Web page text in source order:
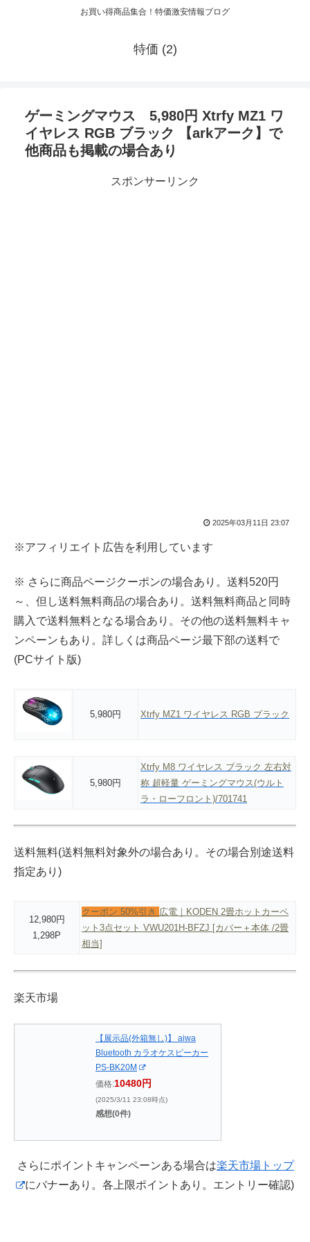
お買い得商品集合！特価激安情報ブログ
特価 (2)
ゲーミングマウス 5,980円 Xtrfy MZ1 ワ
イヤレス RGB ブラック 【arkアーク】で
他商品も掲載の場合あり
スポンサーリンク
2025年03月11日 23:07
※アフィリエイト広告を利用しています
※ さらに商品ページクーポンの場合あり。送料520円
～、但し送料無料商品の場合あり。送料無料商品と同時
購入で送料無料となる場合あり。その他の送料無料キャ
ンペーンもあり。詳しくは商品ページ最下部の送料で
(PCサイト版)
5,980円 Xtrfy MZ1 ワイヤレス RGB ブラック
5,980円
Xtrfy M8 ワイヤレス ブラック 左右対
称 超軽量 ゲーミングマウス(ウルト
ラ・ローフロント)/701741
送料無料(送料無料対象外の場合あり。その場合別途送料
指定あり)
12,980円
1,298P
クーポン 50%引き 広電｜KODEN 2畳ホットカーペ
ット3点セット VWU201H-BFZJ [カバー＋本体 /2畳
相当]
楽天市場
【展示品(外箱無し)】 aiwa
Bluetooth カラオケスピーカー
PS-BK20M
価格:10480円
(2025/3/11 23:08時点)
感想(0件)
さらにポイントキャンペーンある場合は楽天市場トップ
にバナーあり。各上限ポイントあり。エントリー確認)